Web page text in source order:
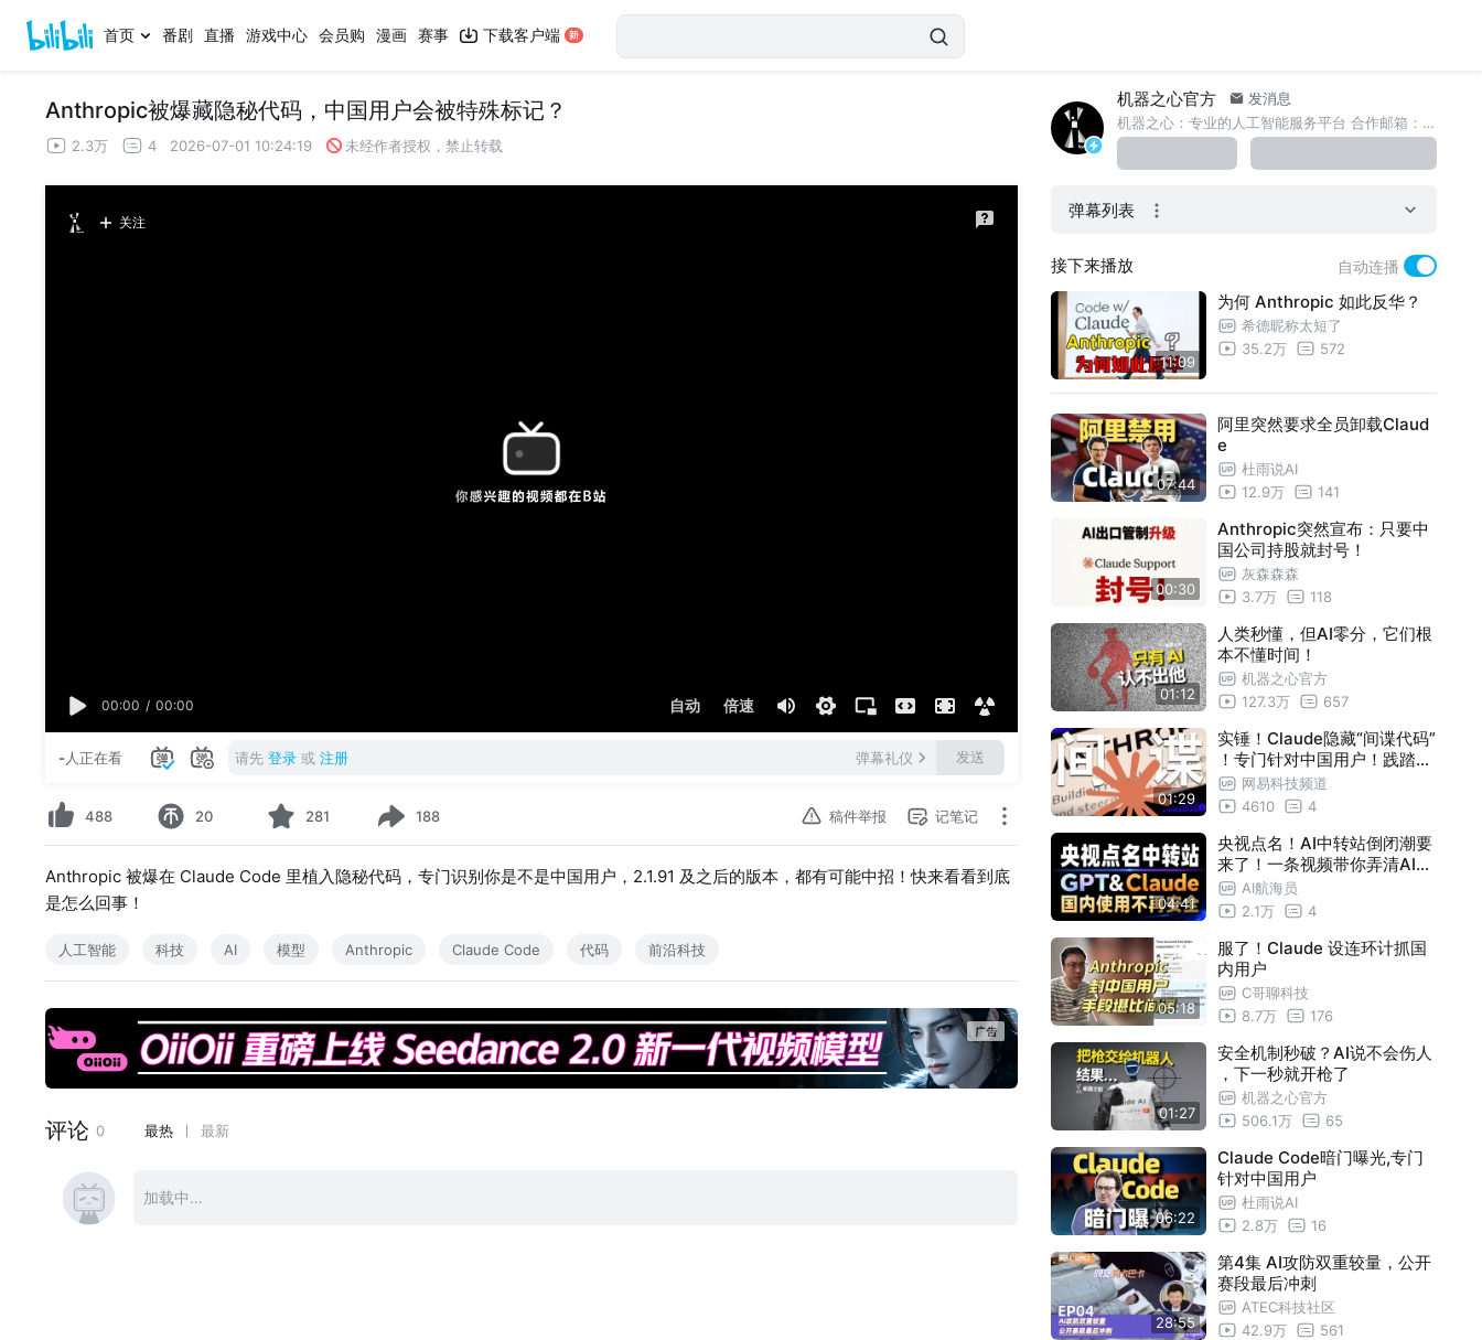
首页 番剧 直播 游戏中心 会员购 漫画 赛事 下载客户端
Anthropic被爆藏隐秘代码，中国用户会被特殊标记？
2.3万 4 2026-07-01 10:24:19 未经作者授权，禁止转载
关注
00:00 / 00:00 自动 倍速
-人正在看 请先 登录 或 注册 弹幕礼仪 发送
488 20 281 188 稿件举报 记笔记
Anthropic 被爆在 Claude Code 里植入隐秘代码，专门识别你是不是中国用户，2.1.91 及之后的版本，都有可能中招！快来看看到底
是怎么回事！
人工智能 科技 AI 模型 Anthropic Claude Code 代码 前沿科技
机器之心官方
发消息
机器之心：专业的人工智能服务平台 合作邮箱：liyazhou@jiqizhixin.com
弹幕列表
接下来播放 自动连播
11:09
为何 Anthropic 如此反华？
希德昵称太短了
35.2万
572
07:44
阿里突然要求全员卸载Claud
e
杜雨说AI
12.9万
141
00:30
Anthropic突然宣布：只要中
国公司持股就封号！
灰森森森
3.7万
118
01:12
人类秒懂，但AI零分，它们根
本不懂时间！
机器之心官方
127.3万
657
01:29
实锤！Claude隐藏“间谍代码”
！专门针对中国用户！践踏行
业底线！#Anthropic#Claud
e#代码#科技
网易科技频道
4610
4
04:41
央视点名！AI中转站倒闭潮要
来了！一条视频带你弄清AI中
转站运行逻辑！
AI航海员
2.1万
4
05:18
服了！Claude 设连环计抓国
内用户
C哥聊科技
8.7万
176
01:27
安全机制秒破？AI说不会伤人
，下一秒就开枪了
机器之心官方
506.1万
65
06:22
Claude Code暗门曝光,专门
针对中国用户
杜雨说AI
2.8万
16
28:55
第4集 AI攻防双重较量，公开
赛段最后冲刺
ATEC科技社区
42.9万
561